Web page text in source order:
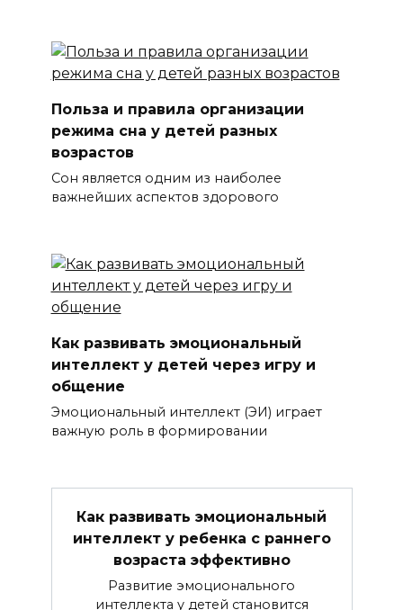
Польза и правила организации
режима сна у детей разных
возрастов
Сон является одним из наиболее
важнейших аспектов здорового
Как развивать эмоциональный
интеллект у детей через игру и
общение
Эмоциональный интеллект (ЭИ) играет
важную роль в формировании
Как развивать эмоциональный
интеллект у ребенка с раннего
возраста эффективно
Развитие эмоционального
интеллекта у детей становится